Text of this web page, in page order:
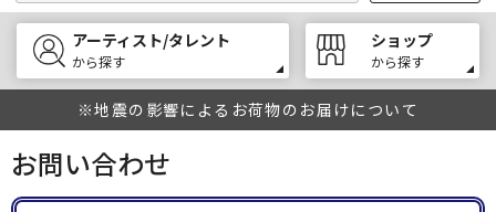
한국어
中文
アーティスト/タレント
から探す
ショップ
から探す
※地震の影響によるお荷物のお届けについて
お問い合わせ